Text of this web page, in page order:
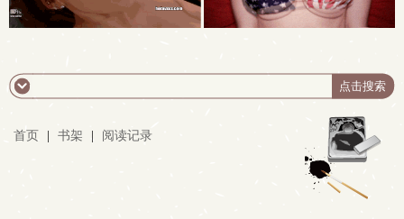
首页 书架 阅读记录